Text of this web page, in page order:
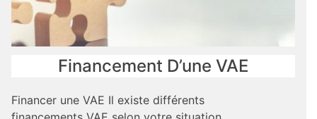
Financement D’une VAE
Financer une VAE Il existe différents